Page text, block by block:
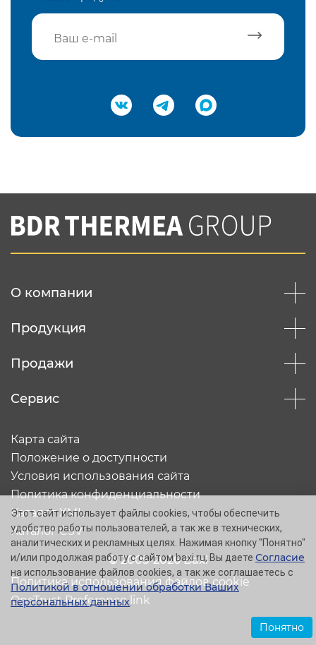
Подтвердить e-mail
Вы соглашаетесь с нашей политикой
конфеденциальности
О компании
Продукция
Продажи
Сервис
© 2005-2026 Baxi
Карта сайта
Положение о доступности
Условия использования сайта
Политика конфиденциальности
Каталог XML
Каталог CSV
Политика использования файлов cookie
OneTrust Preference link
Этот сайт использует файлы cookies, чтобы обеспечить
удобство работы пользователей, а так же в технических,
аналитических и рекламных целях. Нажимая кнопку "Понятно"
и/или продолжая работу с сайтом baxi.ru, Вы даете Согласие
на использование файлов cookies, а так же соглашаетесь с
Политикой в отношении обработки Ваших
персональных данных.
Понятно